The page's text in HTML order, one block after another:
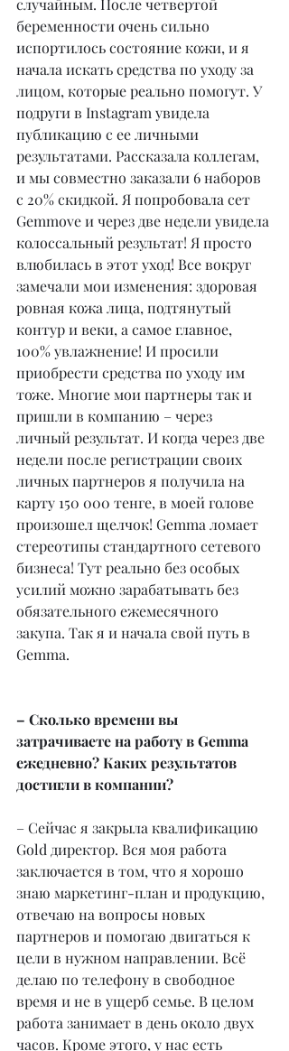
случайным. После четвертой
беременности очень сильно
испортилось состояние кожи, и я
начала искать средства по уходу за
лицом, которые реально помогут. У
подруги в Instagram увидела
публикацию с ее личными
результатами. Рассказала коллегам,
и мы совместно заказали 6 наборов
с 20% скидкой. Я попробовала сет
Gemmove и через две недели увидела
колоссальный результат! Я просто
влюбилась в этот уход! Все вокруг
замечали мои изменения: здоровая
ровная кожа лица, подтянутый
контур и веки, а самое главное,
100% увлажнение! И просили
приобрести средства по уходу им
тоже. Многие мои партнеры так и
пришли в компанию – через
личный результат. И когда через две
недели после регистрации своих
личных партнеров я получила на
карту 150 000 тенге, в моей голове
произошел щелчок! Gemma ломает
стереотипы стандартного сетевого
бизнеса! Тут реально без особых
усилий можно зарабатывать без
обязательного ежемесячного
закупа. Так я и начала свой путь в
Gemma.
– Сколько времени вы
затрачиваете на работу в Gemma
ежедневно? Каких результатов
достигли в компании?
– Сейчас я закрыла квалификацию
Gold директор. Вся моя работа
заключается в том, что я хорошо
знаю маркетинг-план и продукцию,
отвечаю на вопросы новых
партнеров и помогаю двигаться к
цели в нужном направлении. Всё
делаю по телефону в свободное
время и не в ущерб семье. В целом
работа занимает в день около двух
часов. Кроме этого, у нас есть